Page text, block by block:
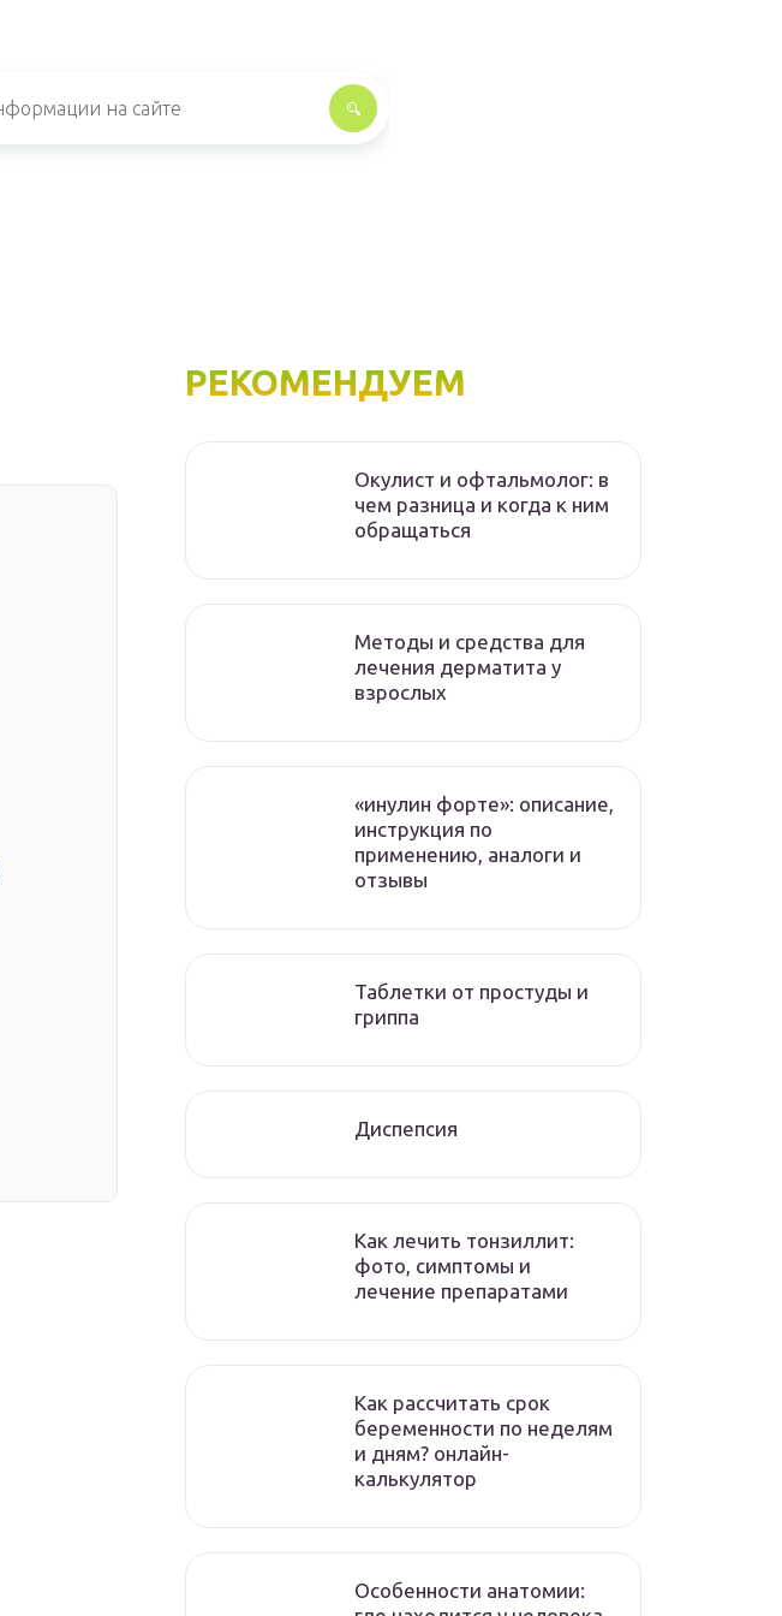
РЕКОМЕНДУЕМ
Окулист и офтальмолог: в
чем разница и когда к ним
обращаться
Методы и средства для
лечения дерматита у
взрослых
«инулин форте»: описание,
инструкция по
применению, аналоги и
отзывы
Таблетки от простуды и
гриппа
Диспепсия
Как лечить тонзиллит:
фото, симптомы и
лечение препаратами
Как рассчитать срок
беременности по неделям
и дням? онлайн-
калькулятор
Особенности анатомии: